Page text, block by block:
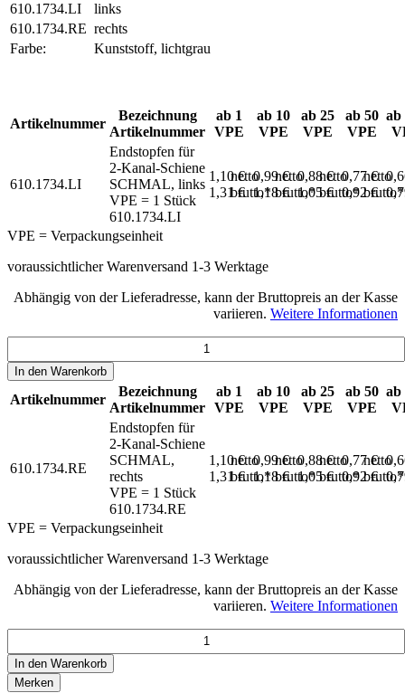
610.1734.LI
links
610.1734.RE rechts
Farbe:
Kunststoff, lichtgrau
Artikelnummer
Bezeichnung
Artikelnummer
ab 1
VPE
ab 10
VPE
ab 25
VPE
ab 50
VPE
ab
610.1734.LI
Endstopfen für
2-Kanal-Schiene
SCHMAL, links
VPE = 1 Stück
610.1734.LI
1,10 €
netto
1,31 €brutto*
0,99 €
netto
1,18 €brutto*
0,88 €
netto
1,05 €brutto*
0,77 €
netto
0,92 €brutto*
VPE = Verpackungseinheit
voraussichtlicher Warenversand 1-3 Werktage
Abhängig von der Lieferadresse, kann der Bruttopreis an der Kasse
variieren. Weitere Informationen
In den Warenkorb
Artikelnummer
Bezeichnung
Artikelnummer
ab 1
VPE
ab 10
VPE
ab 25
VPE
ab 50
VPE
ab
610.1734.RE
Endstopfen für
2-Kanal-Schiene
SCHMAL,
rechts
VPE = 1 Stück
610.1734.RE
1,10 €
netto
1,31 €brutto*
0,99 €
netto
1,18 €brutto*
0,88 €
netto
1,05 €brutto*
0,77 €
netto
0,92 €brutto*
VPE = Verpackungseinheit
voraussichtlicher Warenversand 1-3 Werktage
Abhängig von der Lieferadresse, kann der Bruttopreis an der Kasse
variieren. Weitere Informationen
In den Warenkorb
Merken